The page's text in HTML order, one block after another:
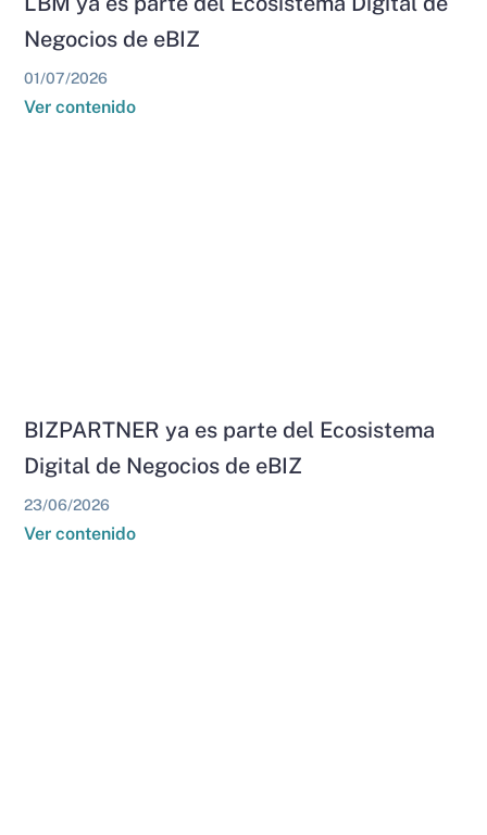
Negocios de eBIZ
01/07/2026
Ver contenido
BIZPARTNER ya es parte del Ecosistema
Digital de Negocios de eBIZ
23/06/2026
Ver contenido